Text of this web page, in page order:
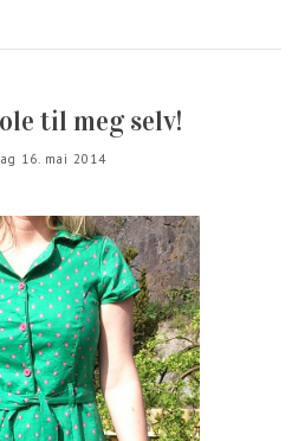
til meg selv!
16. mai 2014